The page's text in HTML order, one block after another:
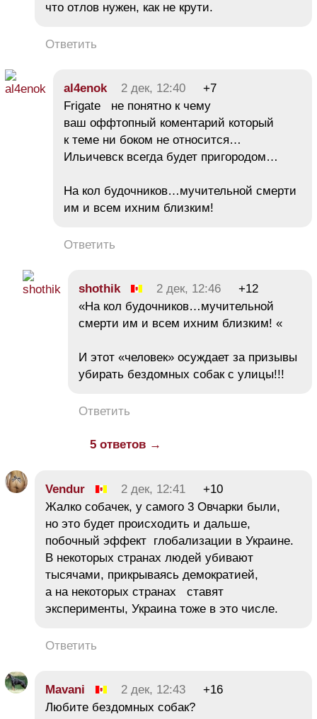
что отлов нужен, как не крути.
Ответить
al4enok 2 дек, 12:40
+7
Frigate не понятно к чему
ваш оффтопный коментарий который
к теме ни боком не относится…
Ильичевск всегда будет пригородом…
На кол будочников…мучительной смерти
им и всем ихним близким!
Ответить
shothik 2 дек, 12:46
+12
«На кол будочников…мучительной
смерти им и всем ихним близким! «
И этот «человек» осуждает за призывы
убирать бездомных собак с улицы!!!
Ответить
5 ответов →
Vendur 2 дек, 12:41
+10
Жалко собачек, у самого 3 Овчарки были,
но это будет происходить и дальше,
побочный эффект глобализации в Украине.
В некоторых странах людей убивают
тысячами, прикрываясь демократией,
а на некоторых странах ставят
эксперименты, Украина тоже в это числе.
Ответить
Mavani 2 дек, 12:43
+16
Любите бездомных собак?